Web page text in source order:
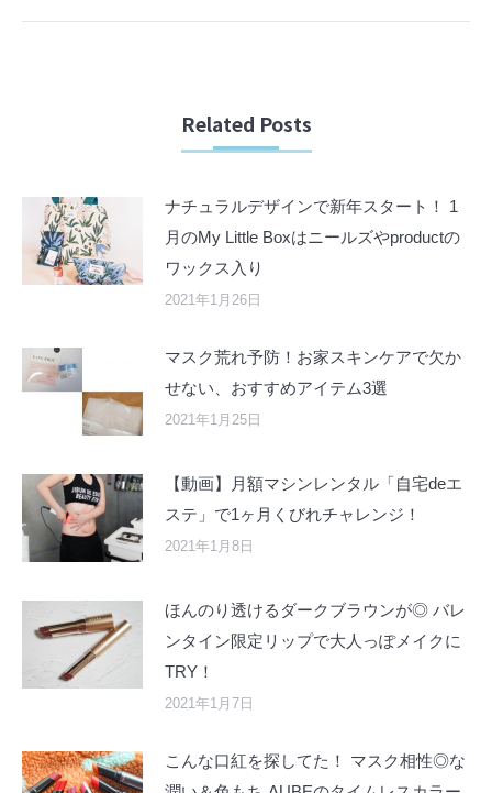
Related Posts
ナチュラルデザインで新年スタート！ 1
月のMy Little Boxはニールズやproductの
ワックス入り
2021年1月26日
マスク荒れ予防！お家スキンケアで欠か
せない、おすすめアイテム3選
2021年1月25日
【動画】月額マシンレンタル「自宅deエ
ステ」で1ヶ月くびれチャレンジ！
2021年1月8日
ほんのり透けるダークブラウンが◎ バレ
ンタイン限定リップで大人っぽメイクに
TRY！
2021年1月7日
こんな口紅を探してた！ マスク相性◎な